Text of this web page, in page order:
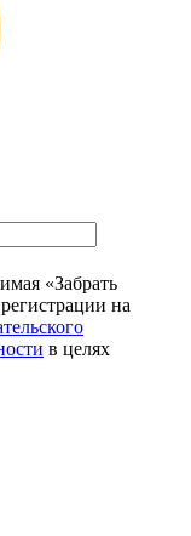
«Забрать
на
в целях